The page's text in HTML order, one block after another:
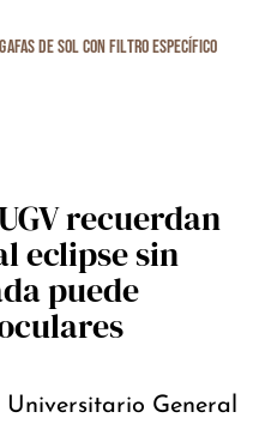
recuerdan
eclipse sin
puede
General